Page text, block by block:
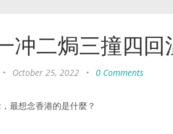
冲二焗三撞四回
• October 25, 2022 • 0 Comments
最想念香港的是什麼？